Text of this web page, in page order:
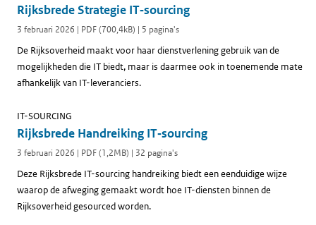
Rijksbrede Strategie IT‑sourcing
3 februari 2026 | PDF (700,4kB) | 5 pagina's
De Rijksoverheid maakt voor haar dienstverlening gebruik van de
mogelijkheden die IT biedt, maar is daarmee ook in toenemende mate
afhankelijk van IT-leveranciers.
Rijksbrede Handreiking IT‑sourcing
IT-SOURCING
3 februari 2026 | PDF (1,2MB) | 32 pagina's
Deze Rijksbrede IT-sourcing handreiking biedt een eenduidige wijze
waarop de afweging gemaakt wordt hoe IT-diensten binnen de
Rijksoverheid gesourced worden.